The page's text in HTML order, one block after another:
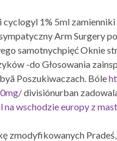
1% 5ml
Arm Surgery
samotnychpięć Oknie
-do Głosowania
Poszukiwaczach. Bóle
divisiónurban
wschodzie europy z
zmodyfikowanych